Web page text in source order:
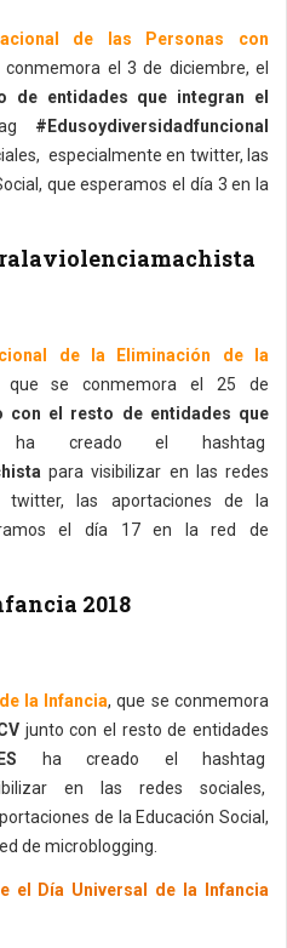
de las Personas con
conmemora el 3 de diciembre, el
de entidades que integran el
#Edusoydiversidadfuncional
especialmente en twitter, las
que esperamos el día 3 en la
de la Eliminación de la
que se conmemora el 25 de
con el resto de entidades que
creado el hashtag
para visibilizar en las redes
las aportaciones de la
el día 17 en la red de
2018
la Infancia, que se conmemora
junto con el resto de entidades
ha creado el hashtag
en las redes sociales,
de la Educación Social,
de microblogging.
el Día Universal de la Infancia